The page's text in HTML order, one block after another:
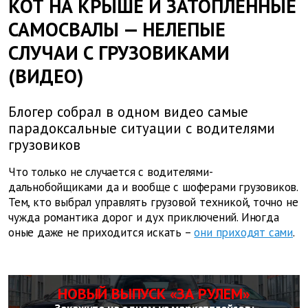
КОТ НА КРЫШЕ И ЗАТОПЛЕННЫЕ
САМОСВАЛЫ — НЕЛЕПЫЕ
СЛУЧАИ С ГРУЗОВИКАМИ
(ВИДЕО)
Блогер собрал в одном видео самые
парадоксальные ситуации с водителями
грузовиков
Что только не случается с водителями-
дальнобойщиками да и вообще с шоферами грузовиков.
Тем, кто выбрал управлять грузовой техникой, точно не
чужда романтика дорог и дух приключений. Иногда
оные даже не приходится искать – они приходят сами.
НОВЫЙ ВЫПУСК «ЗА РУЛЕМ»